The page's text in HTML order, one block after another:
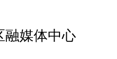
融媒体中心